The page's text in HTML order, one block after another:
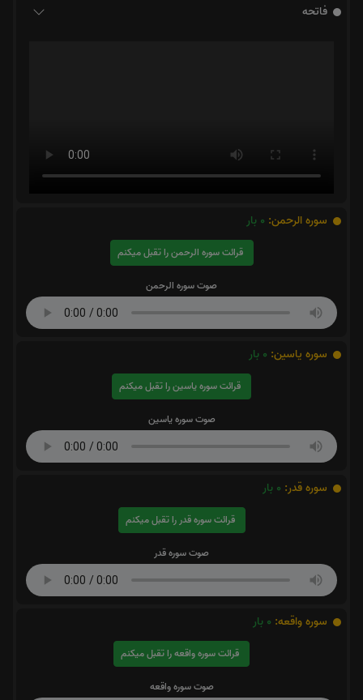
فاتحه
سوره الرحمن: 0 بار
قرائت سوره الرحمن را تقبل میکنم
صوت سوره الرحمن
سوره یاسین: 0 بار
قرائت سوره یاسین را تقبل میکنم
صوت سوره یاسین
سوره قدر: 0 بار
قرائت سوره قدر را تقبل میکنم
صوت سوره قدر
سوره واقعه: 0 بار
قرائت سوره واقعه را تقبل میکنم
صوت سوره واقعه